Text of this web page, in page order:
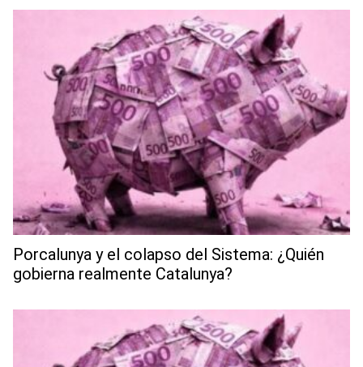
Porcalunya y el colapso del Sistema: ¿Quién
gobierna realmente Catalunya?